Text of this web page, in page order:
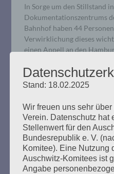
In Sorge um den Stillstand
Dokumentationszentrums
Bahnhof haben 44
Verwirklichung dieses
einen Appell an den
GEGEN DAS
Unbehagen an der
Stand: 18.02.2025
Wir freuen uns sehr
Verein. Datenschutz hat
Stellenwert für den
Bundesrepublik e. V.
Komitee). Eine Nutzung
Auschwitz-Komitees ist
Angabe